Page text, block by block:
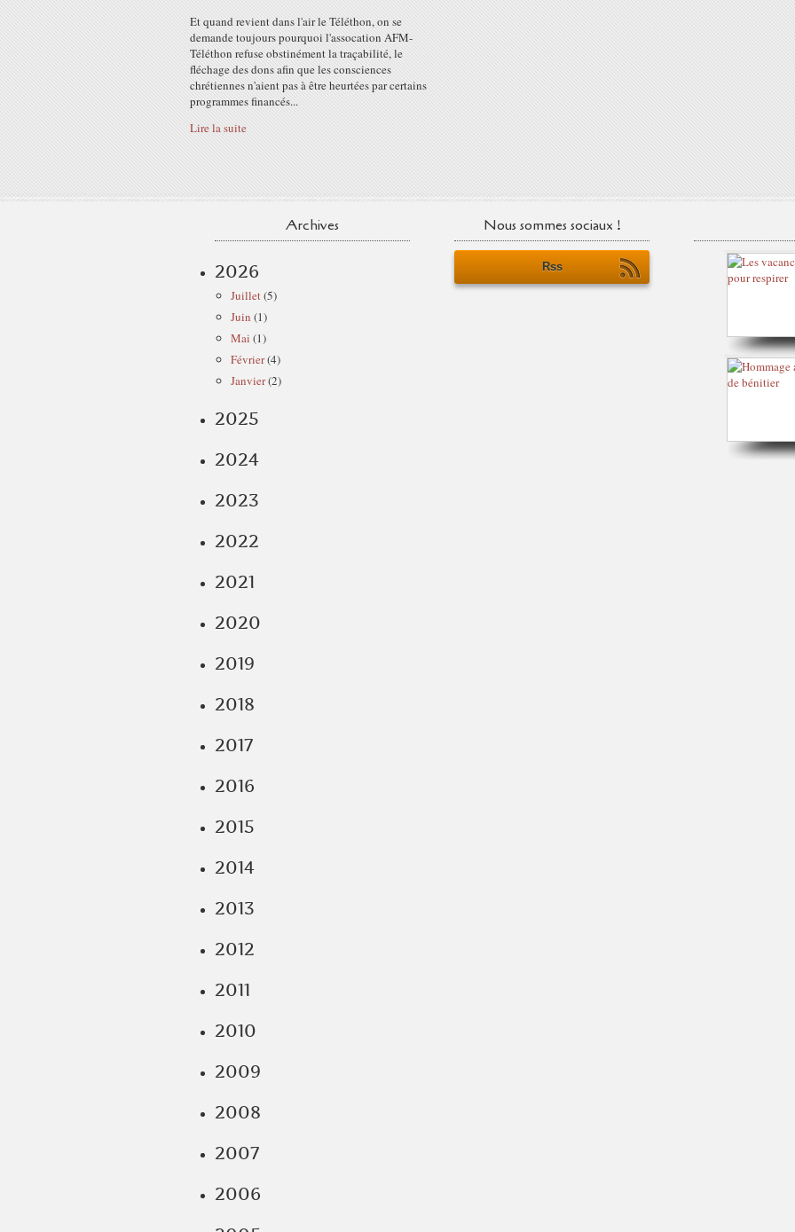
Et quand revient dans l'air le Téléthon, on se
demande toujours pourquoi l'assocation AFM-
Téléthon refuse obstinément la traçabilité, le
fléchage des dons afin que les consciences
chrétiennes n'aient pas à être heurtées par certains
programmes financés...
Lire la suite
Archives
2026
Juillet(5)
Juin (1)
Mai (1)
Février(4)
Janvier(2)
2025
2024
2023
2022
2021
2020
2019
2018
2017
2016
2015
2014
2013
2012
2011
2010
2009
2008
2007
2006
Nous sommes sociaux !
Rss